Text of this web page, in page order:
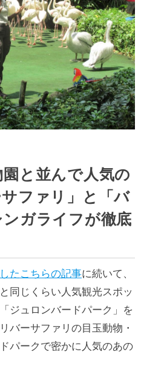
と並んで人気の
ファリ」と「バ
ガライフが徹底
たこちらの記事に続いて、
同じくらい人気観光スポッ
ジュロンバードパーク」を
バーサファリの目玉動物・
パークで密かに人気のあの